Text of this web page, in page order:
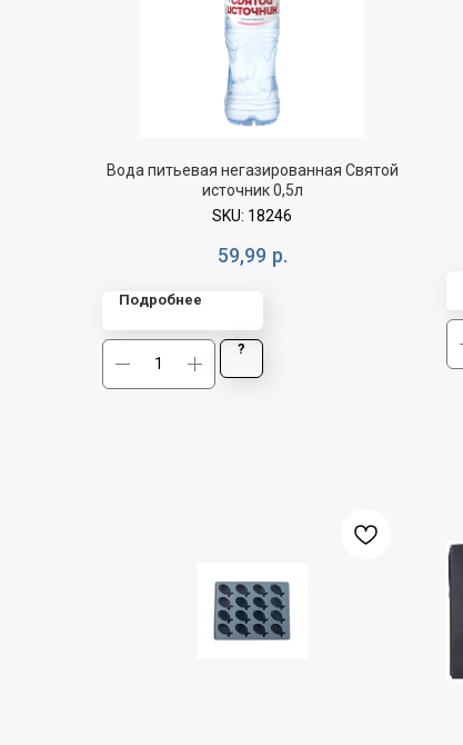
Вода питьевая негазированная Святой
источник 0,5л
SKU: 18246
59,99 р.
Подробнее
?